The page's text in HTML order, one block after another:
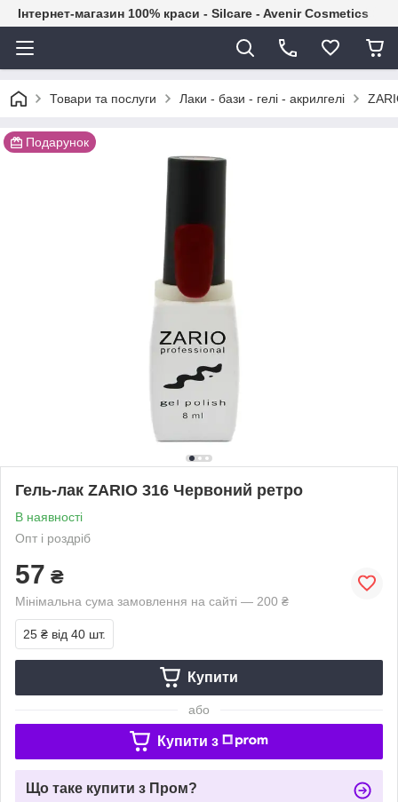
Інтернет-магазин 100% краси - Silcare - Avenir Cosmetics
Товари та послуги Лаки - бази - гелі - акрилгелі
Подарунок
Гель-лак ZARIO 316 Червоний ретро
В наявності
Опт і роздріб
57 ₴
Мінімальна сума замовлення на сайті — 200 ₴
25 ₴ від 40 шт.
Купити
або
Купити з
Що таке купити з Пром?